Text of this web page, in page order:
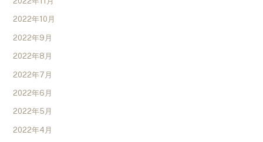
2022年10月
2022年9月
2022年8月
2022年7月
2022年6月
2022年5月
2022年4月